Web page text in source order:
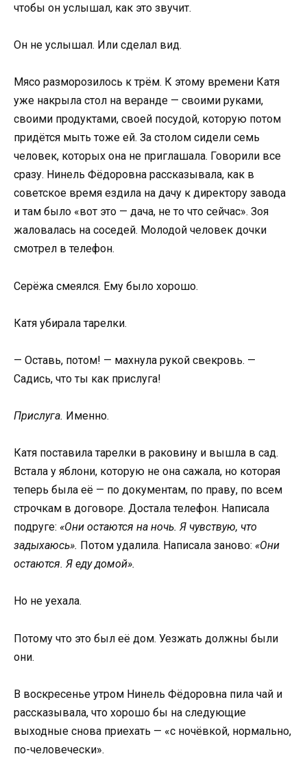
чтобы он услышал, как это звучит.
Он не услышал. Или сделал вид.
Мясо разморозилось к трём. К этому времени Катя
уже накрыла стол на веранде — своими руками,
своими продуктами, своей посудой, которую потом
придётся мыть тоже ей. За столом сидели семь
человек, которых она не приглашала. Говорили все
сразу. Нинель Фёдоровна рассказывала, как в
советское время ездила на дачу к директору завода
и там было «вот это — дача, не то что сейчас». Зоя
жаловалась на соседей. Молодой человек дочки
смотрел в телефон.
Серёжа смеялся. Ему было хорошо.
Катя убирала тарелки.
— Оставь, потом! — махнула рукой свекровь. —
Садись, что ты как прислуга!
Прислуга. Именно.
Катя поставила тарелки в раковину и вышла в сад.
Встала у яблони, которую не она сажала, но которая
теперь была её — по документам, по праву, по всем
строчкам в договоре. Достала телефон. Написала
подруге: «Они остаются на ночь. Я чувствую, что
задыхаюсь». Потом удалила. Написала заново: «Они
остаются. Я еду домой».
Но не уехала.
Потому что это был её дом. Уезжать должны были
они.
В воскресенье утром Нинель Фёдоровна пила чай и
рассказывала, что хорошо бы на следующие
выходные снова приехать — «с ночёвкой, нормально,
по-человечески».